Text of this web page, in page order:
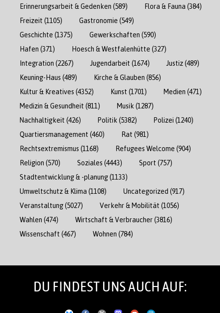
Erinnerungsarbeit & Gedenken (589) Flora & Fauna (384)
Freizeit (1105) Gastronomie (549)
Geschichte (1375) Gewerkschaften (590)
Hafen (371) Hoesch & Westfalenhütte (327)
Integration (2267) Jugendarbeit (1674) Justiz(489)
Keuning-Haus (489) Kirche & Glauben (856)
Kultur & Kreatives (4352) Kunst (1701) Medien (471)
Medizin & Gesundheit (811) Musik (1287)
Nachhaltigkeit (426) Politik (5382) Polizei (1240)
Quartiersmanagement (460) Rat (981)
Rechtsextremismus (1168) Refugees Welcome (904)
Religion (570) Soziales (4443) Sport (757)
Stadtentwicklung & -planung(1133)
Umweltschutz & Klima (1108) Uncategorized (917)
Veranstaltung(5027) Verkehr & Mobilität (1056)
Wahlen (474) Wirtschaft & Verbraucher(3816)
Wissenschaft (467) Wohnen (784)
DU FINDEST UNS AUCH AUF: